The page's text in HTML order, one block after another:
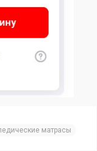
матрасы